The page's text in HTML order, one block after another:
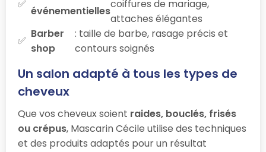
événementielles
coiffures de mariage,
attaches élégantes
Barber
shop
: taille de barbe, rasage précis et
contours soignés
Un salon adapté à tous les types de
cheveux
Que vos cheveux soient raides, bouclés, frisés
ou crépus, Mascarin Cécile utilise des techniques
et des produits adaptés pour un résultat